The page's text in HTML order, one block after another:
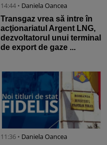
14:44 • Daniela Oancea
Transgaz vrea să intre în
acţionariatul Argent LNG,
dezvoltatorul unui terminal
de export de gaze ...
11:36 • Daniela Oancea